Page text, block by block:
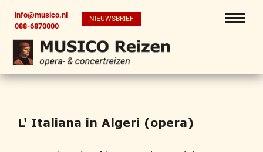
info@musico.nl
088-6870000
NIEUWSBRIEF
L' Italiana in Algeri (opera)